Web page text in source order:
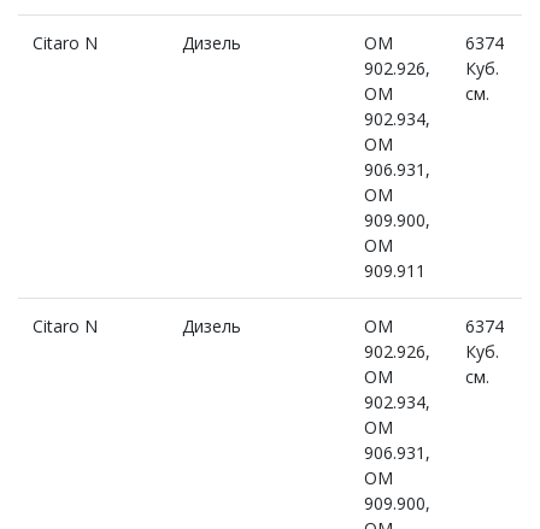
Citaro N Дизель
OM
902.926,
OM
902.934,
OM
906.931,
OM
909.900,
OM
909.911
6374
Куб.
см.
Citaro N Дизель
OM
902.926,
OM
902.934,
OM
906.931,
OM
909.900,
6374
Куб.
см.